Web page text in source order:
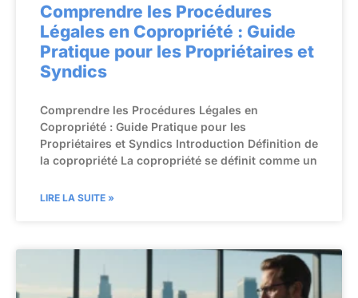
Comprendre les Procédures
Légales en Copropriété : Guide
Pratique pour les Propriétaires et
Syndics
Comprendre les Procédures Légales en
Copropriété : Guide Pratique pour les
Propriétaires et Syndics Introduction Définition de
la copropriété La copropriété se définit comme un
LIRE LA SUITE »